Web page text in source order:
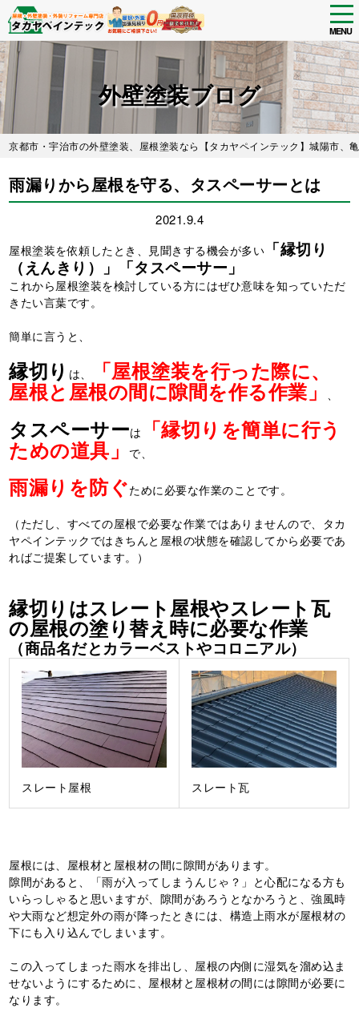
Skip
to
main
content
MENU
外壁塗装ブログ
京都市・宇治市の外壁塗装、屋根塗装なら【タカヤペインテック】城陽市、
雨漏りから屋根を守る、タスペーサーとは
2021.9.4
屋根塗装を依頼したとき、見聞きする機会が多い 「縁切り
（えんきり）」「タスペーサー」
これから屋根塗装を検討している方にはぜひ意味を知っていただ
きたい言葉です。
簡単に言うと、
縁切り は、 「屋根塗装を行った際に、
屋根と屋根の間に隙間を作る作業」 、
タスペーサーは 「縁切りを簡単に行う
ための道具」 で、
雨漏りを防ぐために必要な作業のことです。
（ただし、すべての屋根で必要な作業ではありませんので、タカ
ヤペインテックではきちんと屋根の状態を確認してから必要であ
ればご提案しています。）
縁切りはスレート屋根やスレート瓦
の屋根の塗り替え時に必要な作業
（商品名だとカラーベストやコロニアル）
スレート屋根 スレート瓦
屋根には、屋根材と屋根材の間に隙間があります。
隙間があると、「雨が入ってしまうんじゃ？」と心配になる方も
いらっしゃると思いますが、隙間があろうとなかろうと、強風時
や大雨など想定外の雨が降ったときには、構造上雨水が屋根材の
下にも入り込んでしまいます。
この入ってしまった雨水を排出し、屋根の内側に湿気を溜め込ま
せないようにするために、屋根材と屋根材の間には隙間が必要に
なります。